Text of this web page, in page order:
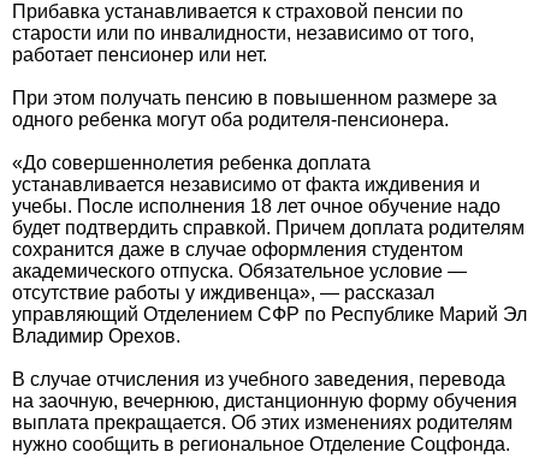
Прибавка устанавливается к страховой пенсии по
старости или по инвалидности, независимо от того,
работает пенсионер или нет.
При этом получать пенсию в повышенном размере за
одного ребенка могут оба родителя-пенсионера.
«До совершеннолетия ребенка доплата
устанавливается независимо от факта иждивения и
учебы. После исполнения 18 лет очное обучение надо
будет подтвердить справкой. Причем доплата родителям
сохранится даже в случае оформления студентом
академического отпуска. Обязательное условие —
отсутствие работы у иждивенца», — рассказал
управляющий Отделением СФР по Республике Марий Эл
Владимир Орехов.
В случае отчисления из учебного заведения, перевода
на заочную, вечернюю, дистанционную форму обучения
выплата прекращается. Об этих изменениях родителям
нужно сообщить в региональное Отделение Соцфонда.